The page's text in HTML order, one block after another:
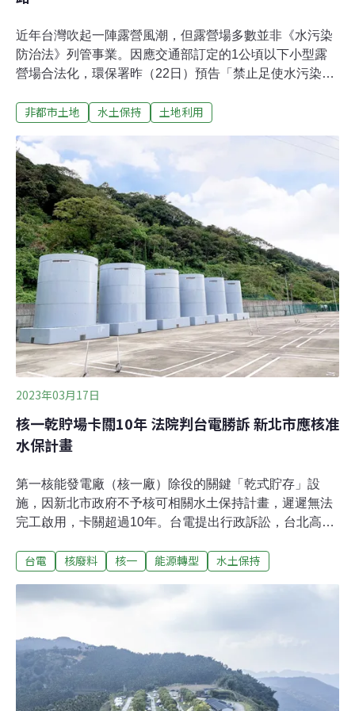
近年台灣吹起一陣露營風潮，但露營場多數並非《水污染
防治法》列管事業。因應交通部訂定的1公頃以下小型露
營場合法化，環保署昨（22日）預告「禁止足使水污染行
為」，露營業者必須妥善收集處理污水，並設置足夠處理
露營活動人數及露營場數量漸增，截至本月14日，全台總
共1830處露營場，近九成違法、僅187處合法。2022年7
月內政部修正「非都市土地使用管制規則」，位於農牧、
林業用地的1公頃以下小型露營場，可有條件申請合法
化。為配合主管機關交通部觀光局訂定的「露營場管理要
點」，環保署昨（22日）預告「禁止足使水污染行為」修
正草案，規範水污染管制區內之露營場，沖洗式廁所排水
及生活雜排水應納入污水下水道系統、集中處理場或委託
廢水代處理業處理，預計2024年7月1日生效。
非都市土地 水土保持 土地利用
2023年03月17日
核一乾貯場卡關10年 法院判台電勝訴 新北市應核准
水保計畫
第一核能發電廠（核一廠）除役的關鍵「乾式貯存」設
施，因新北市政府不予核可相關水土保持計畫，遲遲無法
完工啟用，卡關超過10年。台電提出行政訴訟，台北高等
畫。全案仍可上訴。乾貯計畫卡關逾10年 台電告贏新北市
期貯存，台電公司規劃興建「乾式貯存」設施，在2010年
政府認定未依水保計畫施工，多次要求修正後仍不予核
定，導致乾貯設施期程延宕遲遲無法啟用，除役工作也隨
之延期。台電多次訴願未果，向台北高等行政法院提出行
政訴訟，北高行昨（16日）判決台電勝訴，認定台電已照
台電 核廢料 核一 能源轉型 水土保持